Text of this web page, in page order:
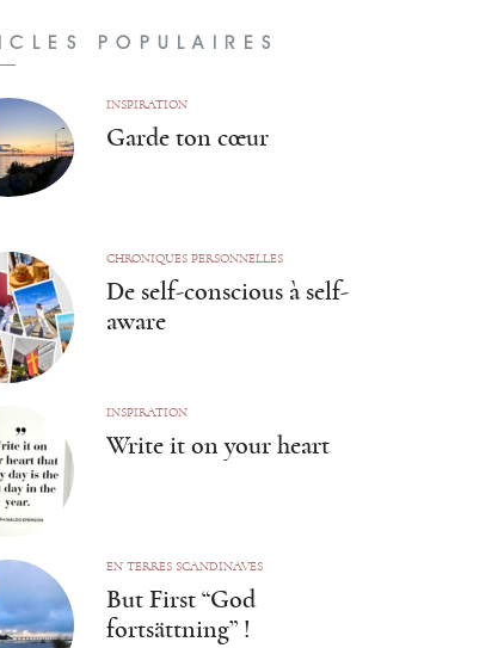
POPULAIRES
INSPIRATION
Garde ton cœur
CHRONIQUES PERSONNELLES
De self-conscious à self-
aware
INSPIRATION
Write it on your heart
EN TERRES SCANDINAVES
But First “God
fortsättning” !